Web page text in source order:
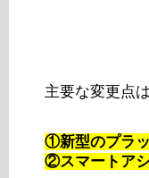
主要な変更点
①新型のプラ
②スマートア